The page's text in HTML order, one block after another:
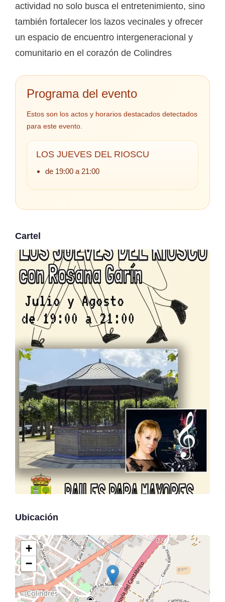
actividad no solo busca el entretenimiento, sino
también fortalecer los lazos vecinales y ofrecer
un espacio de encuentro intergeneracional y
comunitario en el corazón de Colindres
Programa del evento
Estos son los actos y horarios destacados detectados
para este evento.
LOS JUEVES DEL RIOSCU
de 19:00 a 21:00
Cartel
Ubicación
+
−